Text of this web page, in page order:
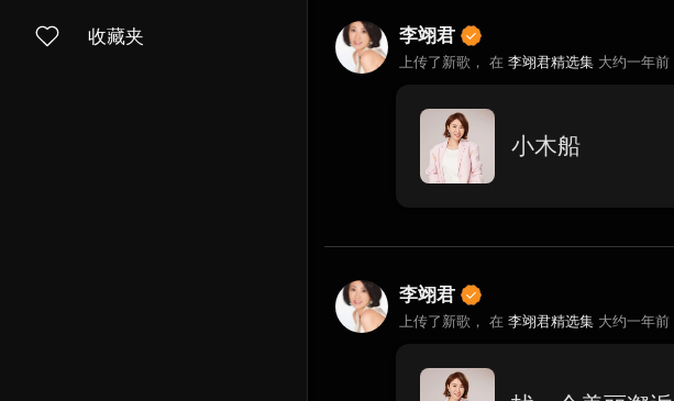
收藏夹 李翊君
上传了新歌， 在 李翊君精选集 大约一年前
小木船
李翊君
上传了新歌， 在 李翊君精选集 大约一年前